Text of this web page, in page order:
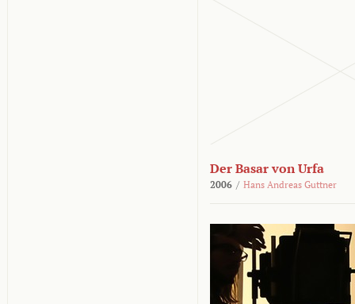
Der Basar von Urfa
2006 / Hans Andreas Guttner